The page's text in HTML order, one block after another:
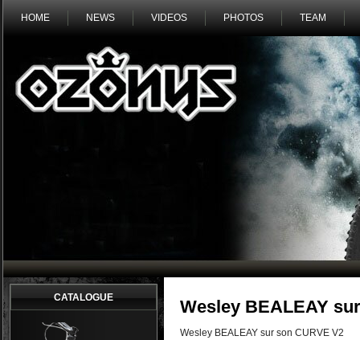
HOME NEWS VIDEOS PHOTOS TEAM
CATALOGUE Wesley BEALEAY
Wesley BEALEAY sur son CURVE V2